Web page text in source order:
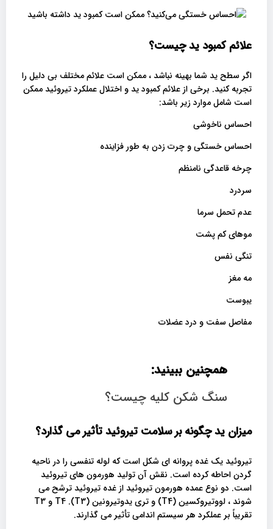
‌‌علائم کمبود ید چیست؟
اگر سطح ید شما بهینه نباشد ، ممکن است علائم مختلف بی دلیل را
تجربه کنید. برخی از علائم کمبود ید و اختلال عملکرد تیروئید ممکن
است شامل موارد زیر باشد:
احساس ناخوشی
احساس خستگی و چرت زدن به طور فزاینده
چرخه قاعدگی نامنظم
سردرد
عدم تحمل سرما
موهای کم پشت
تنگی نفس
مه مغز
یبوست
مفاصل سفت و درد عضلات
همچنین ببینید:
سنگ شکن کلیه چیست؟
‌‌میزان ید چگونه بر سلامت تیروئید تأثیر می گذارد؟
تیروئید یک غده پروانه ای شکل است که لوله تنفسی را در ناحیه
گردن احاطه کرده است. نقش آن تولید هورمون های تیروئید
است. دو نوع عمده هورمون تیروئید از غده تیروئید ترشح می
شوند ، لووتیروکسین (T4) و تری یدوتیرونین (T3). T4 و T3
تقریباً بر عملکرد هر سیستم اندامی تأثیر می گذارند.